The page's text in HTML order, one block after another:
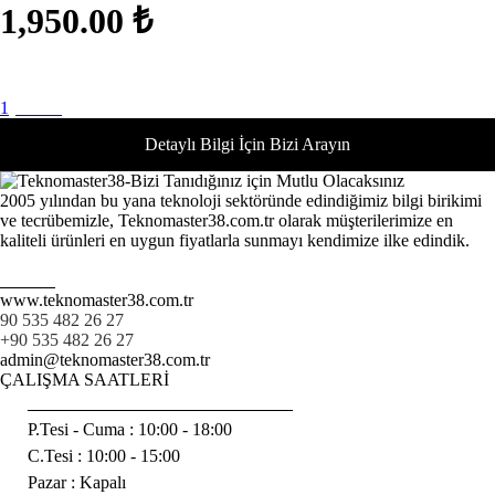
1,950.00 ₺
1
Detaylı Bilgi İçin Bizi Arayın
2005 yılından bu yana teknoloji sektöründe edindiğimiz bilgi birikimi
ve tecrübemizle, Teknomaster38.com.tr olarak müşterilerimize en
kaliteli ürünleri en uygun fiyatlarla sunmayı kendimize ilke edindik.
www.teknomaster38.com.tr
90 535 482 26 27
+90 535 482 26 27
admin@teknomaster38.com.tr
ÇALIŞMA SAATLERİ
P.Tesi - Cuma : 10:00 - 18:00
C.Tesi : 10:00 - 15:00
Pazar : Kapalı